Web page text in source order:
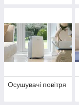
Осушувачі повітря